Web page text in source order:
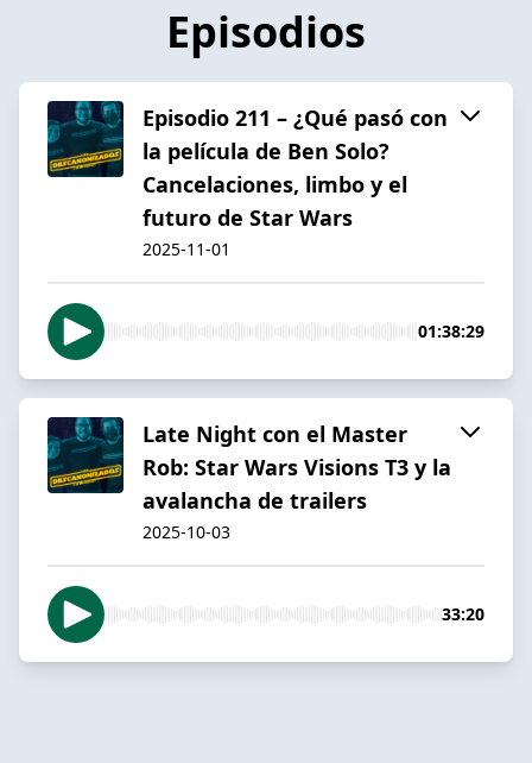
Episodios
Episodio 211 – ¿Qué pasó con
la película de Ben Solo?
Cancelaciones, limbo y el
futuro de Star Wars
2025-11-01
01:38:29
Late Night con el Master
Rob: Star Wars Visions T3 y la
avalancha de trailers
2025-10-03
33:20